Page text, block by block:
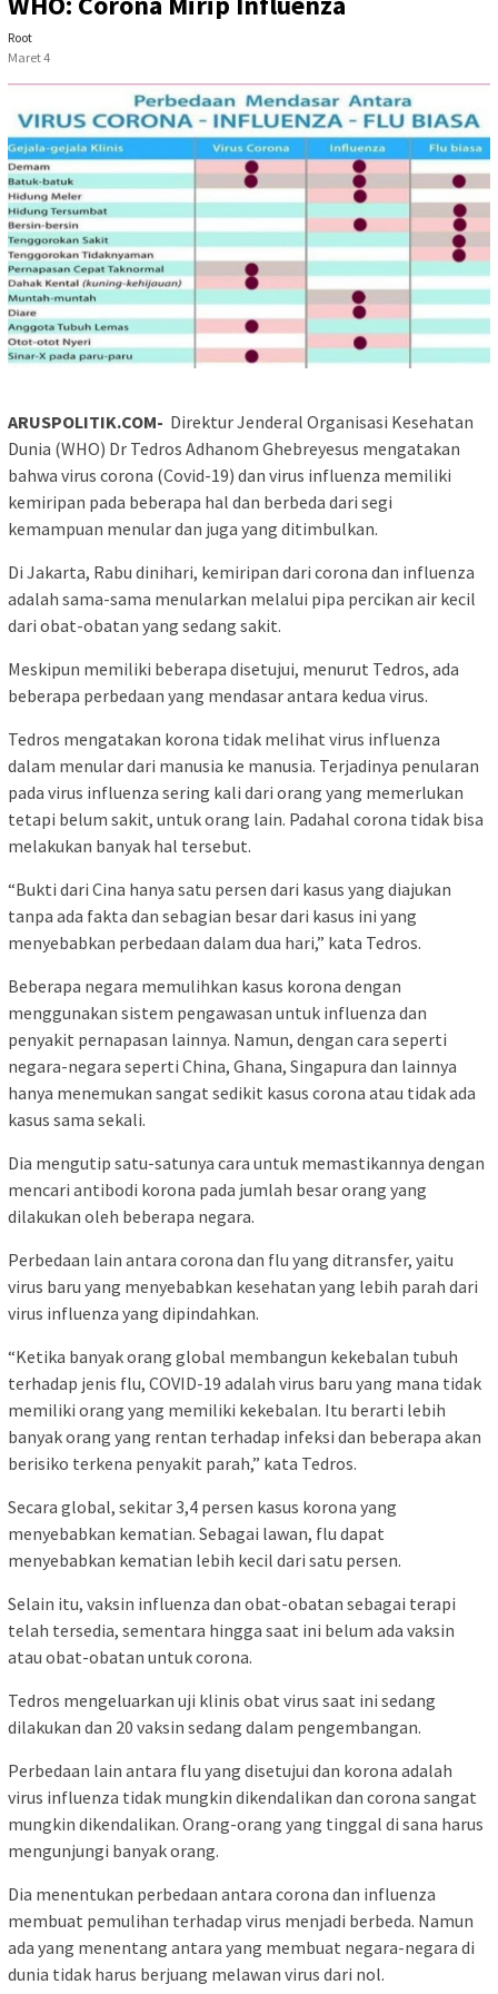
Root
Maret 4
ARUSPOLITIK.COM- Direktur Jenderal Organisasi Kesehatan
Dunia (WHO) Dr Tedros Adhanom Ghebreyesus mengatakan
bahwa virus corona (Covid-19) dan virus influenza memiliki
kemiripan pada beberapa hal dan berbeda dari segi
kemampuan menular dan juga yang ditimbulkan.
Di Jakarta, Rabu dinihari, kemiripan dari corona dan influenza
adalah sama-sama menularkan melalui pipa percikan air kecil
dari obat-obatan yang sedang sakit.
Meskipun memiliki beberapa disetujui, menurut Tedros, ada
beberapa perbedaan yang mendasar antara kedua virus.
Tedros mengatakan korona tidak melihat virus influenza
dalam menular dari manusia ke manusia. Terjadinya penularan
pada virus influenza sering kali dari orang yang memerlukan
tetapi belum sakit, untuk orang lain. Padahal corona tidak bisa
melakukan banyak hal tersebut.
“Bukti dari Cina hanya satu persen dari kasus yang diajukan
tanpa ada fakta dan sebagian besar dari kasus ini yang
menyebabkan perbedaan dalam dua hari,” kata Tedros.
Beberapa negara memulihkan kasus korona dengan
menggunakan sistem pengawasan untuk influenza dan
penyakit pernapasan lainnya. Namun, dengan cara seperti
negara-negara seperti China, Ghana, Singapura dan lainnya
hanya menemukan sangat sedikit kasus corona atau tidak ada
kasus sama sekali.
Dia mengutip satu-satunya cara untuk memastikannya dengan
mencari antibodi korona pada jumlah besar orang yang
dilakukan oleh beberapa negara.
Perbedaan lain antara corona dan flu yang ditransfer, yaitu
virus baru yang menyebabkan kesehatan yang lebih parah dari
virus influenza yang dipindahkan.
“Ketika banyak orang global membangun kekebalan tubuh
terhadap jenis flu, COVID-19 adalah virus baru yang mana tidak
memiliki orang yang memiliki kekebalan. Itu berarti lebih
banyak orang yang rentan terhadap infeksi dan beberapa akan
berisiko terkena penyakit parah,” kata Tedros.
Secara global, sekitar 3,4 persen kasus korona yang
menyebabkan kematian. Sebagai lawan, flu dapat
menyebabkan kematian lebih kecil dari satu persen.
Selain itu, vaksin influenza dan obat-obatan sebagai terapi
telah tersedia, sementara hingga saat ini belum ada vaksin
atau obat-obatan untuk corona.
Tedros mengeluarkan uji klinis obat virus saat ini sedang
dilakukan dan 20 vaksin sedang dalam pengembangan.
Perbedaan lain antara flu yang disetujui dan korona adalah
virus influenza tidak mungkin dikendalikan dan corona sangat
mungkin dikendalikan. Orang-orang yang tinggal di sana harus
mengunjungi banyak orang.
Dia menentukan perbedaan antara corona dan influenza
membuat pemulihan terhadap virus menjadi berbeda. Namun
ada yang menentang antara yang membuat negara-negara di
dunia tidak harus berjuang melawan virus dari nol.